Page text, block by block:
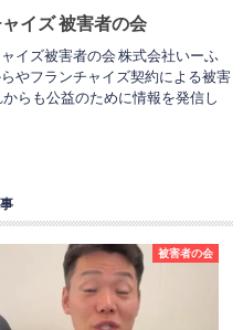
イズ 被害者の会
イズ被害者の会 株式会社いーふ
やフランチャイズ契約による被害
らも公益のために情報を発信し
被害者の会